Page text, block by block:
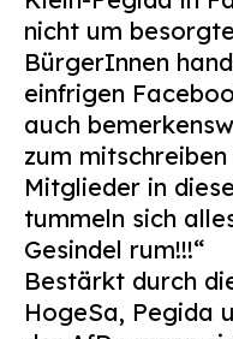
nicht um
BürgerInnen
einfrigen
auch
zum
Mitglieder in
tummeln sich
Gesindel rum!!!“
Bestärkt durch
HogeSa, Pegida